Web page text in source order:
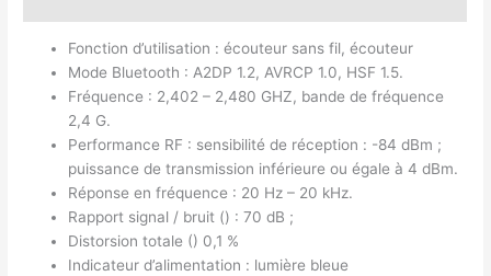
Fonction d’utilisation : écouteur sans fil, écouteur
Mode Bluetooth : A2DP 1.2, AVRCP 1.0, HSF 1.5.
Fréquence : 2,402 – 2,480 GHZ, bande de fréquence
2,4 G.
Performance RF : sensibilité de réception : -84 dBm ;
puissance de transmission inférieure ou égale à 4 dBm.
Réponse en fréquence : 20 Hz – 20 kHz.
Rapport signal / bruit () : 70 dB ;
Distorsion totale () 0,1 %
Indicateur d’alimentation : lumière bleue